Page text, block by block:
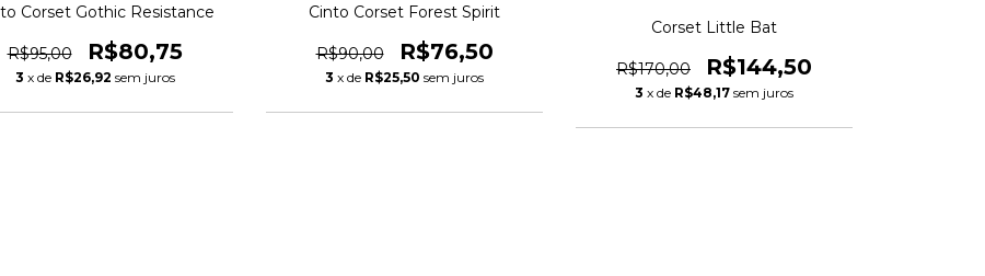
Corset Gothic Resistance
R$95,00 R$80,75
3 x de R$26,92 sem juros
Cinto Corset Forest Spirit
R$90,00 R$76,50
3 x de R$25,50 sem juros
Corset Little Bat
R$170,00 R$144,50
3 x de R$48,17 sem juros